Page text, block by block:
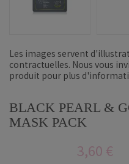
Les images servent
contractuelles. Nous vous
produit pour plus
BLACK PEARL &
MASK PACK
3,60 €